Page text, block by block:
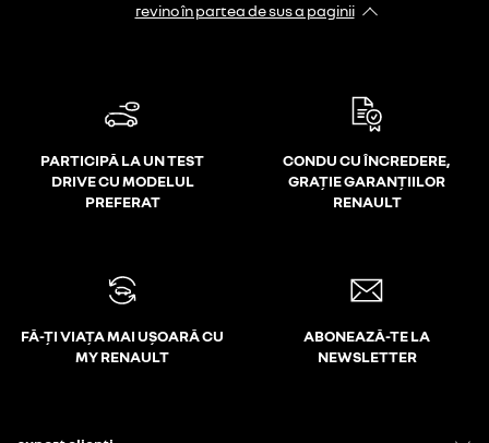
revino în partea de sus a paginii
PARTICIPĂ LA UN TEST
DRIVE CU MODELUL
PREFERAT
CONDU CU ÎNCREDERE,
GRAȚIE GARANȚIILOR
RENAULT
FĂ-ȚI VIAȚA MAI UȘOARĂ CU
MY RENAULT
ABONEAZĂ-TE LA
NEWSLETTER